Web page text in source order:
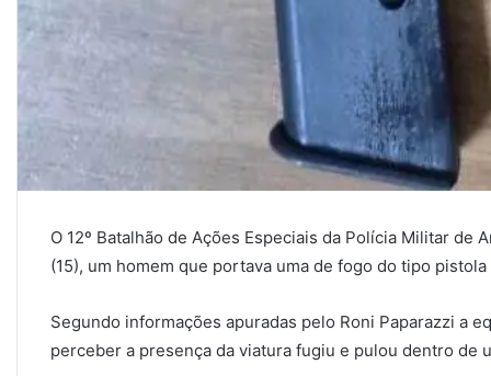
O 12º Batalhão de Ações Especiais da Polícia Militar de
(15), um homem que portava uma de fogo do tipo
Segundo informações apuradas pelo Roni Paparazzi a
perceber a presença da viatura fugiu e pulou dentro de